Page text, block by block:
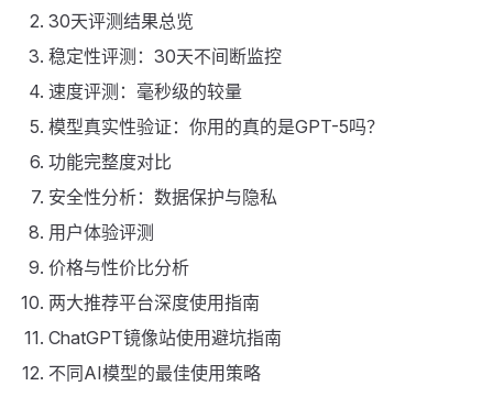
30天评测结果总览
稳定性评测：30天不间断监控
速度评测：毫秒级的较量
模型真实性验证：你用的真的是GPT-5吗？
功能完整度对比
安全性分析：数据保护与隐私
用户体验评测
价格与性价比分析
两大推荐平台深度使用指南
ChatGPT镜像站使用避坑指南
不同AI模型的最佳使用策略